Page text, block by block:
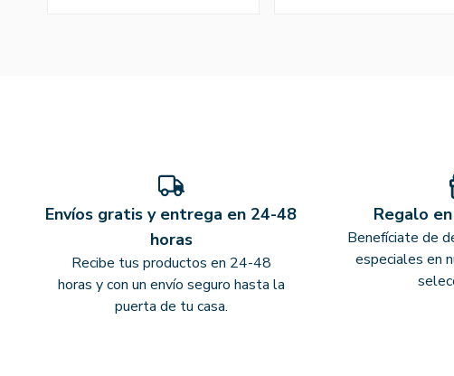
Envíos gratis y entrega en 24-48
horas
Recibe tus productos en 24-48
horas y con un envío seguro hasta la
puerta de tu casa.
Regalo
Benefíciate de
especiales en